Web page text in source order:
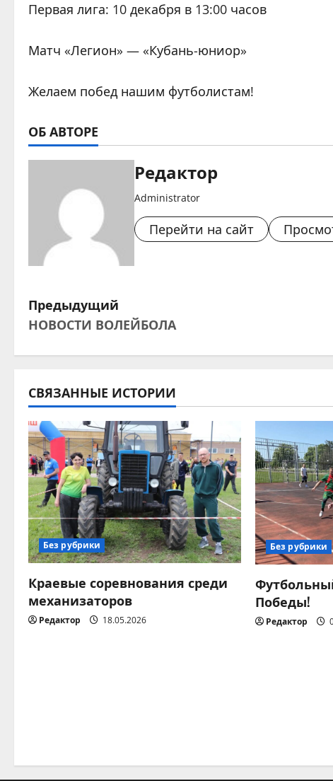
Первая лига: 10 декабря в 13:00 часов
Матч «Легион» — «Кубань-юниор»
Желаем побед нашим футболистам!
ОБ АВТОРЕ
Редактор
Administrator
Перейти на сайт
Н
а
в
и
г
а
ц
и
я
п
о
з
Предыдущий
НОВОСТИ ВОЛЕЙБОЛА
СВЯЗАННЫЕ ИСТОРИИ
Без рубрики
Краевые соревнования среди
механизаторов
Редактор 18.05.2026
Без рубрики
Победы!
Редактор